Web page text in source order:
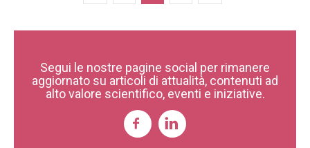
Segui le nostre pagine social per rimanere
aggiornato su articoli di attualità, contenuti ad
alto valore scientifico, eventi e iniziative.